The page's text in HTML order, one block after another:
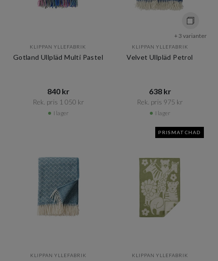
KLIPPAN YLLEFABRIK
Gotland Ullpläd Multi Pastel
840 kr​​
Rek. pris 1 050 kr​​
I lager
+ 3 varianter
KLIPPAN YLLEFABRIK
Velvet Ullpläd Petrol
638 kr​​
Rek. pris 975 kr​​
I lager
KLIPPAN YLLEFABRIK
PRISMATCHAD
KLIPPAN YLLEFABRIK